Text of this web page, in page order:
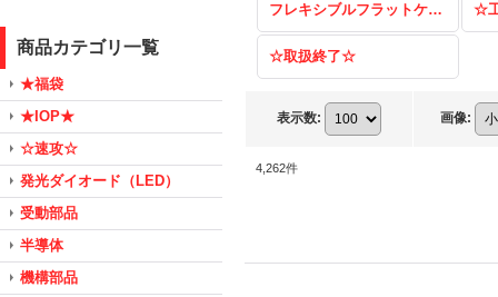
商品カテゴリ一覧
★福袋
★IOP★
☆速攻☆
発光ダイオード（LED）
受動部品
半導体
機構部品
フレキシブルフラットケーブル（FFC） ☆
☆取扱終了☆
表示数: 画像:
4,262件